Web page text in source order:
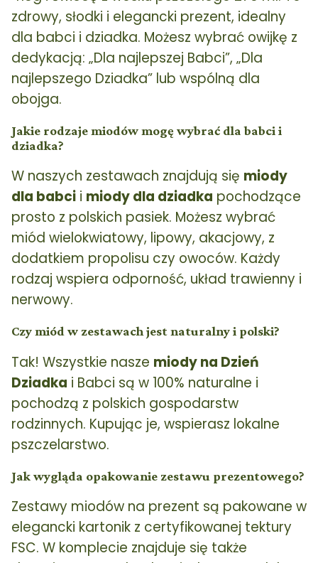
zdrowy, słodki i elegancki prezent, idealny
dla babci i dziadka. Możesz wybrać owijkę z
dedykacją: „Dla najlepszej Babci”, „Dla
najlepszego Dziadka” lub wspólną dla
obojga.
Jakie rodzaje miodów mogę wybrać dla babci i
dziadka?
W naszych zestawach znajdują się miody
dla babci i miody dla dziadka pochodzące
prosto z polskich pasiek. Możesz wybrać
miód wielokwiatowy, lipowy, akacjowy, z
dodatkiem propolisu czy owoców. Każdy
rodzaj wspiera odporność, układ trawienny i
nerwowy.
Czy miód w zestawach jest naturalny i polski?
Tak! Wszystkie nasze miody na Dzień
Dziadka i Babci są w 100% naturalne i
pochodzą z polskich gospodarstw
rodzinnych. Kupując je, wspierasz lokalne
pszczelarstwo.
Jak wygląda opakowanie zestawu prezentowego?
Zestawy miodów na prezent są pakowane w
elegancki kartonik z certyfikowanej tektury
FSC. W komplecie znajduje się także